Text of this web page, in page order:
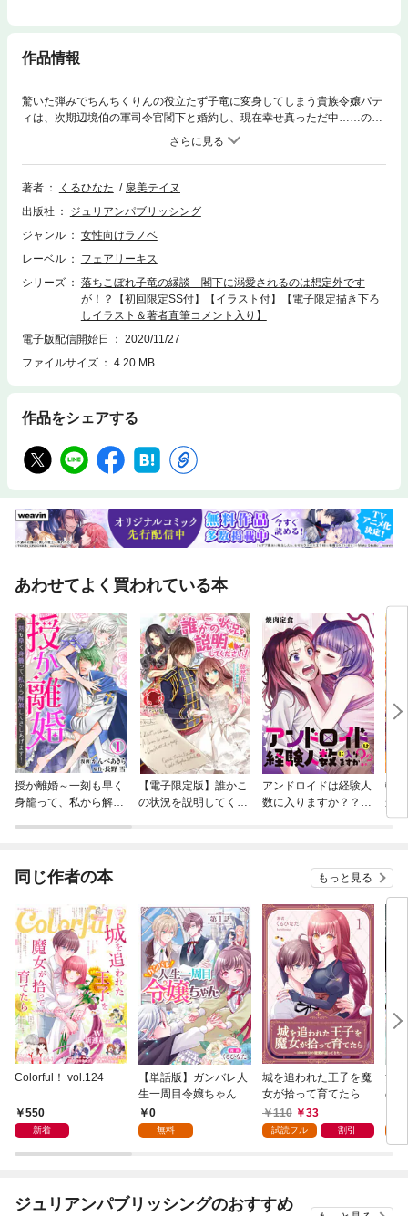
作品情報
驚いた弾みでちんちくりんの役立たず子竜に変身してしまう貴族令嬢パテ
ィは、次期辺境伯の軍司令官閣下と婚約し、現在幸せ真っただ中……のは
ずが、突然閣下の三つ子の姉が辺境伯領に来襲!? パティを歓迎してはい
るものの、テンション高めのトラブルメーカーぶりに閣下もパティもてん
やわんや。閣下の甥っ子・エドとも同じ竜の先祖返り＆ちびっこ同士で仲
良くなるけれど、彼が密かに隠し持つ“宝”が大きな事件を引き起こしかけ
著者 くるひなた
泉美テイヌ
出版社
ジュリアンパブリッシング
ジャンル
女性向けラノベ
レーベル
フェアリーキス
シリーズ
落ちこぼれ子竜の縁談 閣下に溺愛されるのは想定外です
が！？【初回限定SS付】【イラスト付】【電子限定描き下ろ
しイラスト＆著者直筆コメント入り】
電子版配信開始日
2020/11/27
ファイルサイズ
4.20 MB
作品をシェアする
あわせてよく買われている本
授か離婚～一刻も早く
身籠って、私から解放
【電子限定版】誰かこ
の状況を説明してくだ
アンドロイドは経験人
数に入りますか？？
転
か
話
同じ作者の本 もっと見る
Colorful！ vol.124
550
新着
【単話版】ガンバレ人
生一周目令嬢ちゃん 第
1話
0
無料
城を追われた王子を魔
女が拾って育てたら～
1000年分の寵愛が返
ってきた～ 1
110 33
試読フル 割引
黄
の
ジュリアンパブリッシングのおすすめ